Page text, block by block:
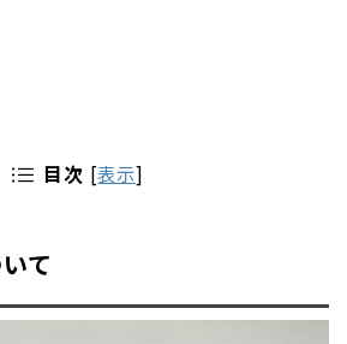
目次 [表示]
て